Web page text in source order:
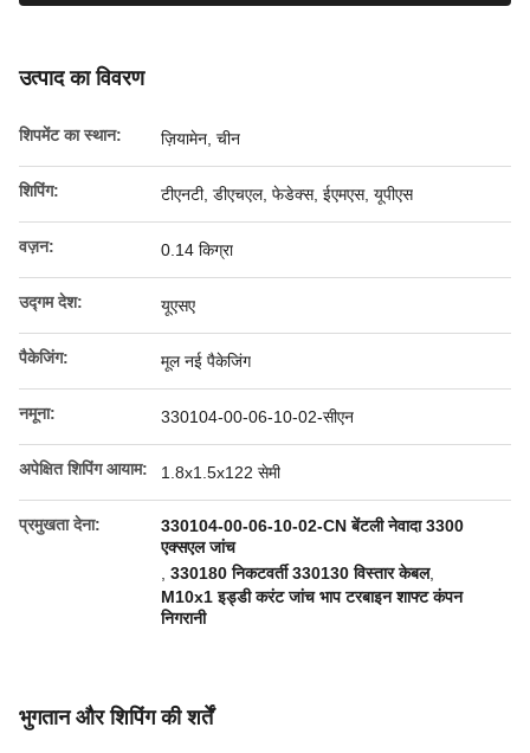
उत्पाद का विवरण
शिपमेंट का स्थान: ज़ियामेन, चीन
शिपिंग: टीएनटी, डीएचएल, फेडेक्स, ईएमएस, यूपीएस
वज़न: 0.14 किग्रा
उद्गम देश: यूएसए
पैकेजिंग: मूल नई पैकेजिंग
नमूना: 330104-00-06-10-02-सीएन
अपेक्षित शिपिंग आयाम: 1.8x1.5x122 सेमी
प्रमुखता देना:
330104-00-06-10-02-CN बेंटली नेवादा 3300
एक्सएल जांच
330180 निकटवर्ती 330130 विस्तार केबल,
M10x1 इड्डी करंट जांच भाप टरबाइन शाफ्ट कंपन
निगरानी
भुगतान और शिपिंग की शर्तें